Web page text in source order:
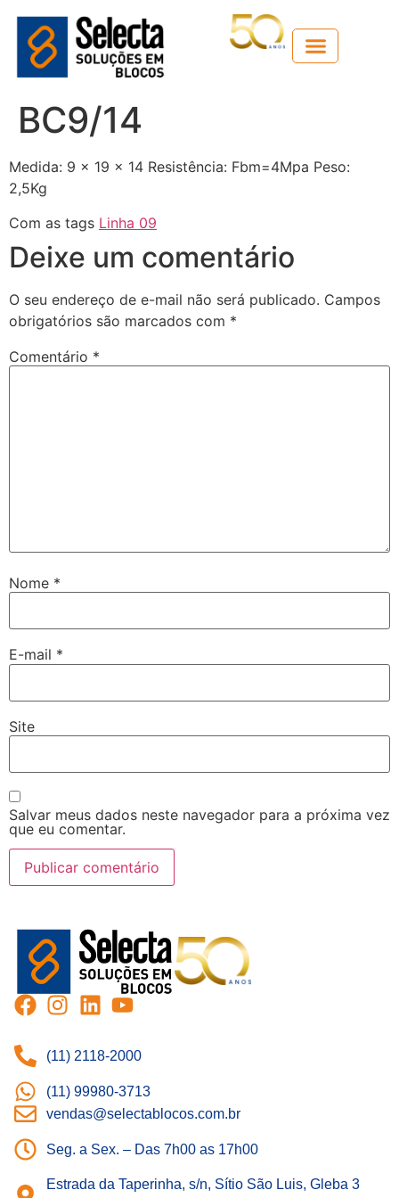
BC9/14
Medida: 9 x 19 x 14 Resistência: Fbm=4Mpa Peso:
2,5Kg
Com as tags Linha 09
Deixe um comentário
O seu endereço de e-mail não será publicado. Campos
obrigatórios são marcados com *
Comentário *
Nome *
E-mail *
Site
Salvar meus dados neste navegador para a próxima vez
que eu comentar.
(11) 2118-2000
(11) 99980-3713
vendas@selectablocos.com.br
Seg. a Sex. – Das 7h00 as 17h00
Estrada da Taperinha, s/n, Sítio São Luis, Gleba 3